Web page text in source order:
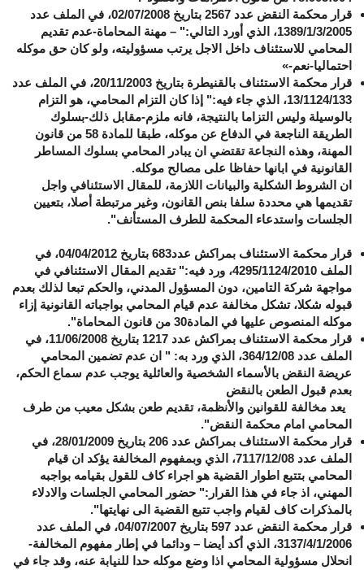
قرار محكمة النقض عدد 2567 بتاريخ 02/07/2008، في الملف عدد
1389/1/3/2005، الذي أورد التالي:" – مهنة المحاماة-عدم تقديم
المحامي للاستئناف داخل الاجل يرتب مسؤوليته، ولو كان حق موكله
احتماليا-نعم-»
قرار محكمة الاستئناف بالقنيطرة بتاريخ 20/11/2003، في الملف عدد
13/1124/133، الذي جاء فيه:"
إذا كان التزام المحامي، هو التزام
بالوسيلة وليس التزاما بالنتيجة، فانه ملزم-مقابل ذلك-بسلوك
الطريقة الناجعة في الدفاع عن موكله، طبقا للمادة 58 من قانون
المهنة، وهذه النجاعة تقتضي ان يبادر المحامي بسلوك المساطر
القانونية في ابانها حفاظا على مصالح موكله.
ان الشروط الشكلية والبيانات اللازمة، للمقال الاستئنافي واجل
تقديمها هي محددة سلفا بنص القانون، وغير مرتبطة أصلا، بتعيين
الجلسات واستدعاء المحكمة للطرف المستأنف".
قرار محكمة الاستئناف بمراكش عدد683 بتاريخ 04/04/2012، في
الملف 4295/1124/2010، ورد فيه:" تقديم المقال الاستئنافي في
مواجهة شركة التامين، دون المسؤول المدني، والحكم تبعا لذلك بعدم
قبوله شكلا، تشكل مخالفة عدم قيام المحامي بواجباته القانونية إزاء
موكله المنصوص عليها في المادة30 من قانون المحاماة".
قرار محكمة الاستئناف بمراكش عدد 1217 بتاريخ 11/06/2008، في
الملف عدد 364/12/08، الذي ورد به: " ان عدم تضمين المحامي
عريضة النقض بالأسماء الشخصية والعائلية يوجب عدم سماع الحكم،
بعدم قبول الطعن بالنقض
يعد مخالفة للقوانين والأنظمة، تقديم طعن بشكل معيب من طرف
المحامي امام محكمة النقض".
قرار محكمة الاستئناف بمراكش عدد 206 بتاريخ 28/01/2009، في
الملف عدد 7117/12/08، الذي وبمفهوم المخالفة يؤكد ان قيام
المحامي بتتبع اطوار القضية هو اجراء كاف للقول بقيامه بواجبه
المهني، اذ جاء في هذا القرار:" حضور المحامي الجلسات والادلاء
بالمذكرات كاف لقيام واجب تتبع القضية الى نهايتها".
قرار محكمة النقض عدد 597 بتاريخ 04/07/2007، في الملف عدد
3137/4/1/2006، الذي أكد أيضا – ودائما في إطار مفهوم المخالفة-
انحلال مسؤولية المحامي اذا وضع موكله حدا للنيابة عنه، وقد جاء في